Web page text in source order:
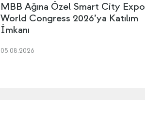
MBB Ağına Özel Smart City Expo
World Congress 2026’ya Katılım
İmkanı
05.08.2026